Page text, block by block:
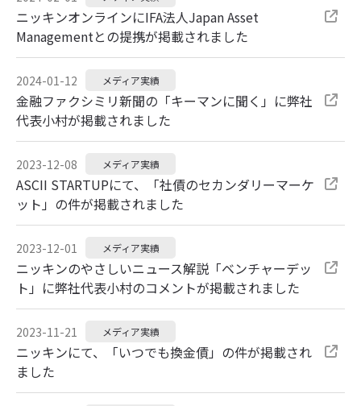
ニッキンオンラインにIFA法人Japan Asset
Managementとの提携が掲載されました
2024-01-12 メディア実績
金融ファクシミリ新聞の「キーマンに聞く」に弊社
代表小村が掲載されました
2023-12-08 メディア実績
ASCII STARTUPにて、「社債のセカンダリーマーケ
ット」の件が掲載されました
2023-12-01 メディア実績
ニッキンのやさしいニュース解説「ベンチャーデッ
ト」に弊社代表小村のコメントが掲載されました
2023-11-21 メディア実績
ニッキンにて、「いつでも換金債」の件が掲載され
ました